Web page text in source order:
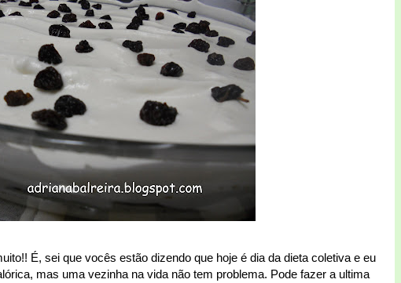
É, sei que vocês estão dizendo que hoje é dia da dieta coletiva e eu
mas uma vezinha na vida não tem problema. Pode fazer a ultima